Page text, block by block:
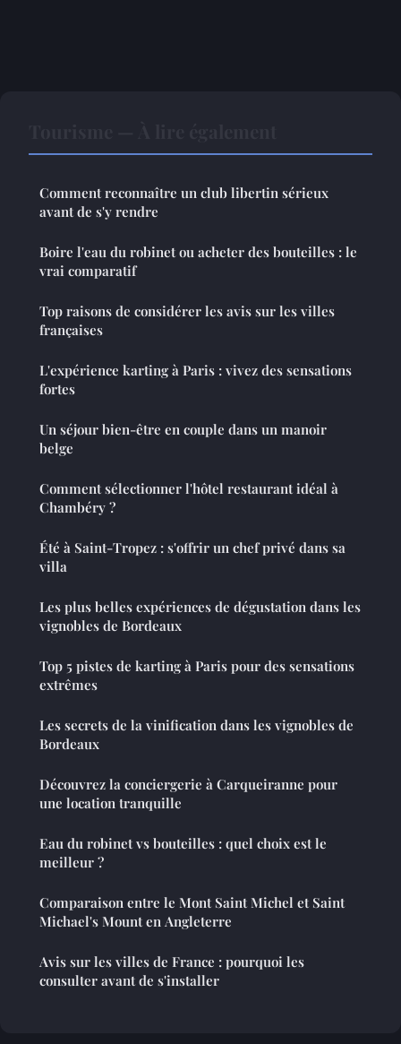
Comment reconnaître un club libertin sérieux
avant de s'y rendre
Boire l'eau du robinet ou acheter des bouteilles : le
vrai comparatif
Top raisons de considérer les avis sur les villes
françaises
L'expérience karting à Paris : vivez des sensations
fortes
Un séjour bien-être en couple dans un manoir
belge
Comment sélectionner l'hôtel restaurant idéal à
Chambéry ?
Été à Saint-Tropez : s'offrir un chef privé dans sa
villa
Les plus belles expériences de dégustation dans les
vignobles de Bordeaux
Top 5 pistes de karting à Paris pour des sensations
extrêmes
Les secrets de la vinification dans les vignobles de
Bordeaux
Découvrez la conciergerie à Carqueiranne pour
une location tranquille
Eau du robinet vs bouteilles : quel choix est le
meilleur ?
Comparaison entre le Mont Saint Michel et Saint
Michael's Mount en Angleterre
Avis sur les villes de France : pourquoi les
consulter avant de s'installer